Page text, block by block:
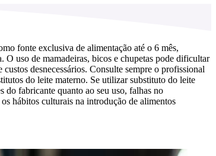
fonte exclusiva de alimentação até o 6 mês,
O uso de mamadeiras, bicos e chupetas pode dificultar
desnecessários. Consulte sempre o profissional
do leite materno. Se utilizar substituto do leite
do fabricante quanto ao seu uso, falhas no
hábitos culturais na introdução de alimentos